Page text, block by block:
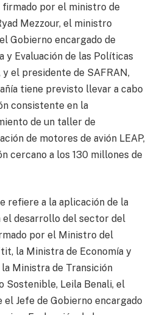
por el ministro de
Mezzour, el ministro
Gobierno encargado de
y Evaluación de las Políticas
y el presidente de SAFRAN,
tiene previsto llevar a cabo
consistente en la
de un taller de
de motores de avión LEAP,
cercano a los 130 millones de
refiere a la aplicación de la
desarrollo del sector del
por el Ministro del
la Ministra de Economía y
la Ministra de Transición
Sostenible, Leila Benali, el
Jefe de Gobierno encargado